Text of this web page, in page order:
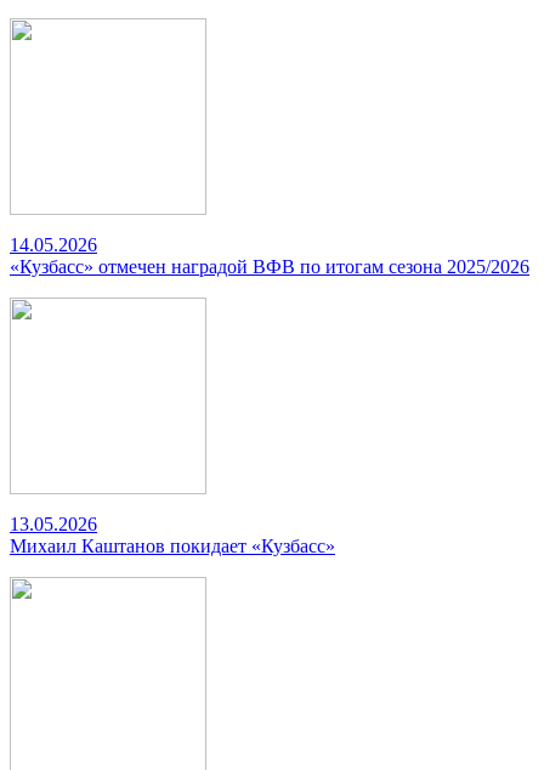
14.05.2026
«Кузбасс» отмечен наградой ВФВ по итогам сезона 2025/2026
13.05.2026
Михаил Каштанов покидает «Кузбасс»